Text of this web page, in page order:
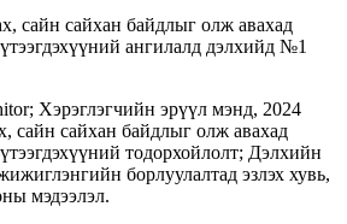
сайн сайхан байдлыг олж авахад
ангилалд дэлхийд №1
Хэрэглэгчийн эрүүл мэнд, 2024
сайн сайхан байдлыг олж авахад
тодорхойлолт; Дэлхийн
борлуулалтад эзлэх хувь,
мэдээлэл.